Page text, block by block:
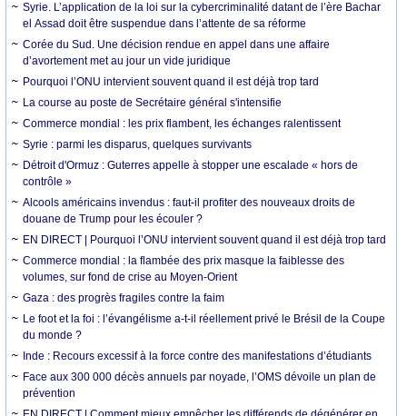
Syrie. L’application de la loi sur la cybercriminalité datant de l’ère Bachar
el Assad doit être suspendue dans l’attente de sa réforme
Corée du Sud. Une décision rendue en appel dans une affaire
d’avortement met au jour un vide juridique
Pourquoi l’ONU intervient souvent quand il est déjà trop tard
La course au poste de Secrétaire général s'intensifie
Commerce mondial : les prix flambent, les échanges ralentissent
Syrie : parmi les disparus, quelques survivants
Détroit d'Ormuz : Guterres appelle à stopper une escalade « hors de
contrôle »
Alcools américains invendus : faut-il profiter des nouveaux droits de
douane de Trump pour les écouler ?
EN DIRECT | Pourquoi l’ONU intervient souvent quand il est déjà trop tard
Commerce mondial : la flambée des prix masque la faiblesse des
volumes, sur fond de crise au Moyen-Orient
Gaza : des progrès fragiles contre la faim
Le foot et la foi : l’évangélisme a-t-il réellement privé le Brésil de la Coupe
du monde ?
Inde : Recours excessif à la force contre des manifestations d’étudiants
Face aux 300 000 décès annuels par noyade, l’OMS dévoile un plan de
prévention